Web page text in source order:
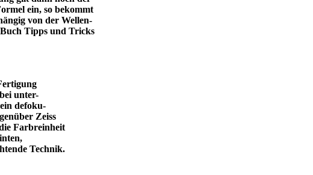
ein, so bekommt
von der Wellen-
Tipps und Tricks
unter-
defoku-
Zeiss
Farbreinheit
Technik.